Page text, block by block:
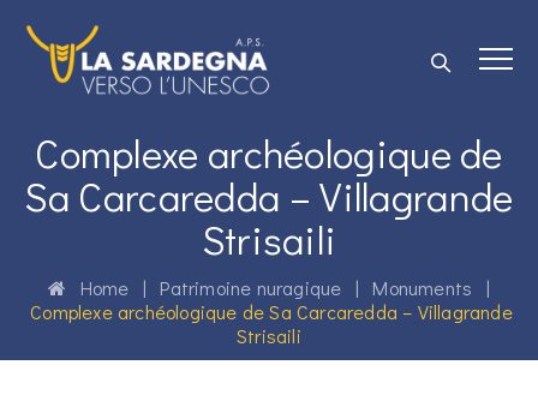
Complexe archéologique de
Sa Carcaredda – Villagrande
Strisaili
Home | Patrimoine nuragique | Monuments |
Complexe archéologique de Sa Carcaredda – Villagrande
Strisaili